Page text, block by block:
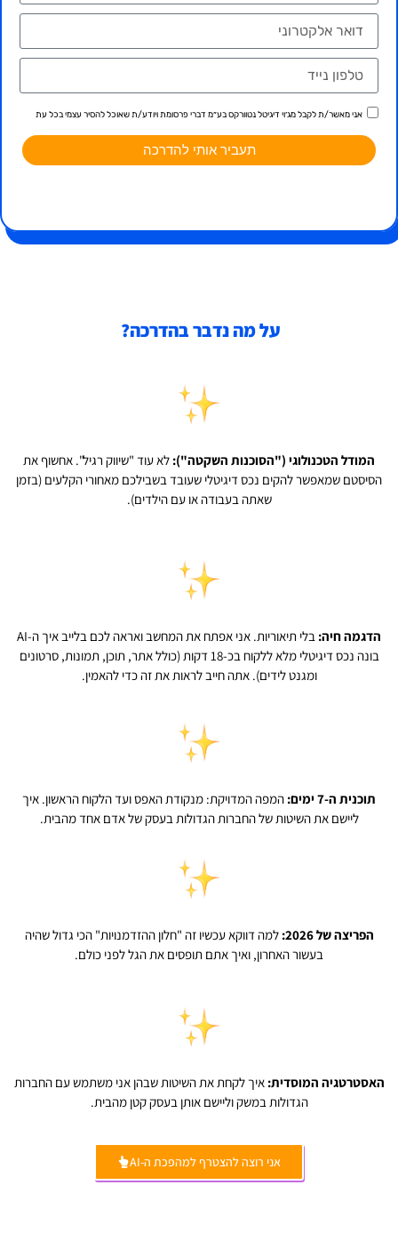
אני מאשר/ת לקבל מג׳וי דיגיטל נטוורקס בע״מ דברי פרסומת ויודע/ת שאוכל להסיר עצמי בכל עת
תעביר אותי להדרכה
על מה נדבר בהדרכה?
המודל הטכנולוגי ("הסוכנות השקטה"): לא עוד "שיווק רגיל". אחשוף את
הסיסטם שמאפשר להקים נכס דיגיטלי שעובד בשבילכם מאחורי הקלעים (בזמן
שאתה בעבודה או עם הילדים).
הדגמה חיה:
בלי תיאוריות. אני אפתח את המחשב ואראה לכם בלייב איך ה-AI
בונה נכס דיגיטלי מלא ללקוח בכ-18 דקות (כולל אתר, תוכן, תמונות, סרטונים
ומגנט לידים). אתה חייב לראות את זה כדי להאמין.
תוכנית ה-7 ימים:
המפה המדויקת: מנקודת האפס ועד הלקוח הראשון. איך
ליישם את השיטות של החברות הגדולות בעסק של אדם אחד מהבית.
הפריצה של 2026:
למה דווקא עכשיו זה "חלון ההזדמנויות" הכי גדול שהיה
בעשור האחרון, ואיך אתם תופסים את הגל לפני כולם.
האסטרטגיה המוסדית: איך לקחת את השיטות שבהן אני משתמש עם החברות
הגדולות במשק וליישם אותן בעסק קטן מהבית.
אני רוצה להצטרף למהפכת ה-AI